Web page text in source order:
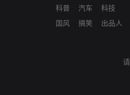
科普
国风
汽车
搞笑
科技
出品人